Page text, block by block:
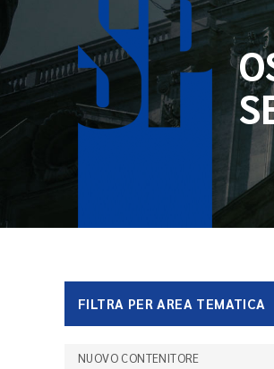
FILTRA PER AREA TEMATICA
NUOVO CONTENITORE